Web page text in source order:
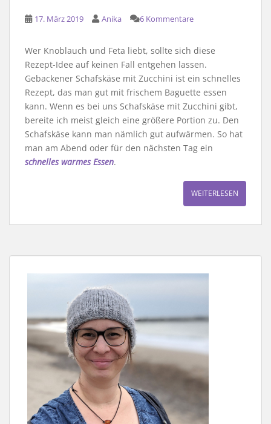
17. März 2019 Anika 6 Kommentare
Wer Knoblauch und Feta liebt, sollte sich diese
Rezept-Idee auf keinen Fall entgehen lassen.
Gebackener Schafskäse mit Zucchini ist ein schnelles
Rezept, das man gut mit frischem Baguette essen
kann. Wenn es bei uns Schafskäse mit Zucchini gibt,
bereite ich meist gleich eine größere Portion zu. Den
Schafskäse kann man nämlich gut aufwärmen. So hat
man am Abend oder für den nächsten Tag ein
schnelles warmes Essen.
WEITERLESEN